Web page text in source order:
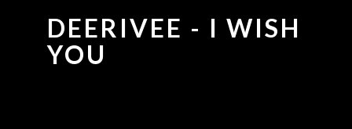
DEERIVEE - I WISH
YOU